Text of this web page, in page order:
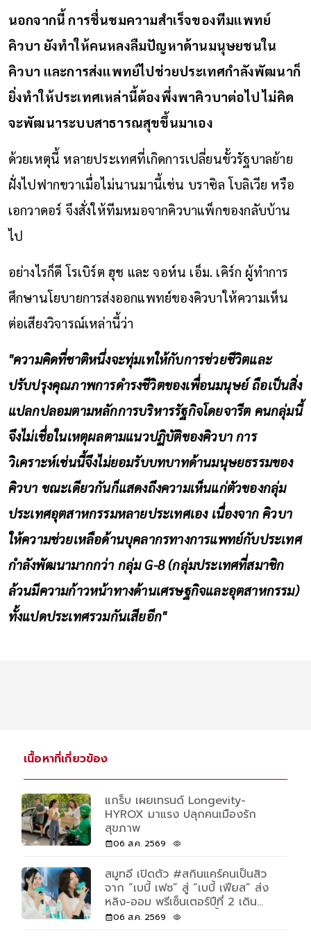
นอกจากนี้ การชื่นชมความสำเร็จของทีมแพทย์
คิวบา ยังทำให้คนหลงลืมปัญหาด้านมนุษยชนใน
คิวบา และการส่งแพทย์ไปช่วยประเทศกำลังพัฒนาก็
ยิ่งทำให้ประเทศเหล่านี้ต้องพึ่งพาคิวบาต่อไป ไม่คิด
จะพัฒนาระบบสาธารณสุขขึ้นมาเอง
ด้วยเหตุนี้ หลายประเทศที่เกิดการเปลี่ยนขั้วรัฐบาลย้าย
ฝั่งไปฟากขวาเมื่อไม่นานมานี้เช่น บราซิล โบลิเวีย หรือ
เอกวาดอร์ จึงสั่งให้ทีมหมอจากคิวบาแพ็กของกลับบ้าน
ไป
อย่างไรก็ดี โรเบิร์ต ฮุช และ จอห์น เอ็ม. เคิร์ก ผู้ทำการ
ศึกษานโยบายการส่งออกแพทย์ของคิวบาให้ความเห็น
ต่อเสียงวิจารณ์เหล่านี้ว่า
"ความคิดที่ชาติหนึ่งจะทุ่มเทให้กับการช่วยชีวิตและ
ปรับปรุงคุณภาพการดำรงชีวิตของเพื่อนมนุษย์ ถือเป็นสิ่ง
แปลกปลอมตามหลักการบริหารรัฐกิจโดยจารีต คนกลุ่มนี้
จึงไม่เชื่อในเหตุผลตามแนวปฏิบัติของคิวบา การ
วิเคราะห์เช่นนี้จึงไม่ยอมรับบทบาทด้านมนุษยธรรมของ
คิวบา ขณะเดียวกันก็แสดงถึงความเห็นแก่ตัวของกลุ่ม
ประเทศอุตสาหกรรมหลายประเทศเอง เนื่องจาก คิวบา
ให้ความช่วยเหลือด้านบุคลากรทางการแพทย์กับประเทศ
กำลังพัฒนามากกว่า กลุ่ม G-8 (กลุ่มประเทศที่สมาชิก
ล้วนมีความก้าวหน้าทางด้านเศรษฐกิจและอุตสาหกรรม)
ทั้งแปดประเทศรวมกันเสียอีก"
เนื้อหาที่เกี่ยวข้อง
แกร็บ เผยเทรนด์ Longevity-
HYROX มาแรง ปลุกคนเมืองรัก
สุขภาพ
06 ส.ค. 2569
สมูทอี เปิดตัว #สกินแคร์คนเป็นสิว
จาก “เบบี้ เฟซ” สู่ “เบบี้ เฟียส” ส่ง
หลิง-ออม พรีเซ็นเตอร์ปีที่ 2 เดิน
หน้าครองใจ Gen Z - ย้ำภาพผู้นำ
06 ส.ค. 2569